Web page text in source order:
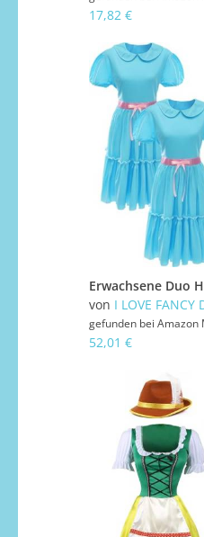
17,82 €
von I LOVE FANCY
gefunden bei Amazon
52,01 €